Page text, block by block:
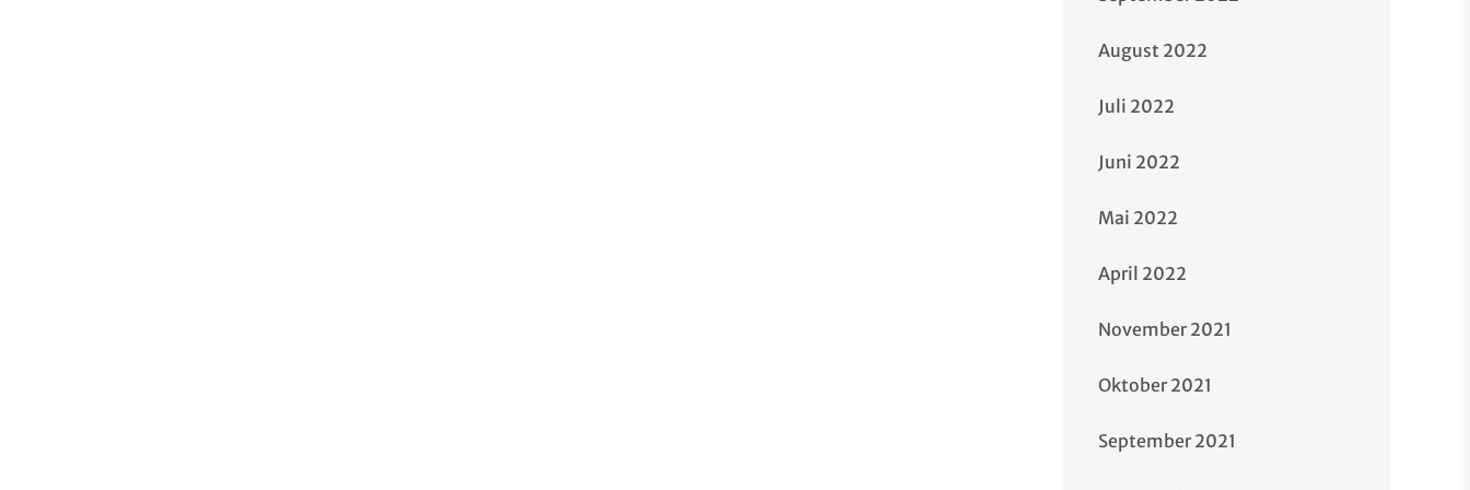
August 2022
Juli 2022
Juni 2022
Mai 2022
April 2022
November 2021
Oktober 2021
September 2021